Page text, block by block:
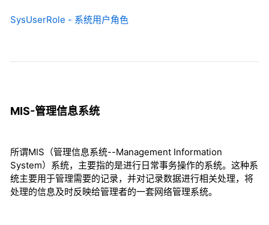
SysUserRole - 系统用户角色
MIS-管理信息系统
所谓MIS（管理信息系统--Management Information
System）系统，主要指的是进行日常事务操作的系统。这种系
统主要用于管理需要的记录，并对记录数据进行相关处理，将
处理的信息及时反映给管理者的一套网络管理系统。